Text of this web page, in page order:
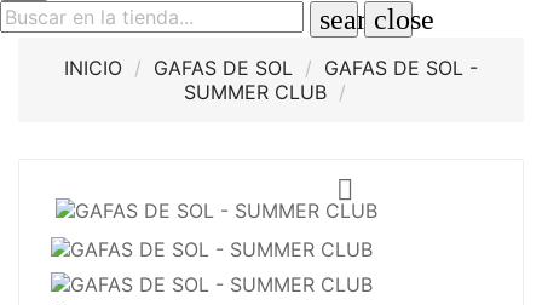
searchclose
INICIO GAFAS DE SOL
GAFAS DE SOL -
SUMMER CLUB
